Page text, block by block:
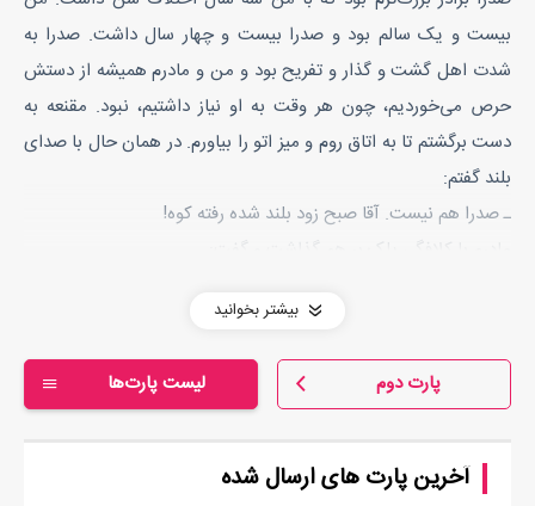
بیست و یک سالم بود و صدرا بیست و چهار سال داشت. صدرا به
شدت اهل گشت و گذار و تفریح بود و من و مادرم همیشه از دستش
حرص می‌‌خوردیم، چون هر وقت به او نیاز داشتیم، نبود. مقنعه به
دست برگشتم تا به اتاق روم و میز اتو را بیاورم. در همان حال با صدای
بلند گفتم:
ـ صدرا هم نیست. آقا صبح زود بلند شده رفته کوه!
سری به علامت ندانستن تکان دادم و با عجله به اتاق رفتم. میز اتو را
برداشتم و به هال آوردم و تنظیم کردم. مقنعه را روی آن پهن کردم و با
شتاب اتو زدم. مادرم کنارم ایستاده بود و فکرش جای دیگری بود.
و آن زن لعنتی که معلوم نبود کی پایش را از زندگی‌‌امان بیرون
می‌‌گذاشت!... بالاخره مقنعه‌‌‌‌ام صاف و مرتب شد. زود از روی میز اتو
بیشتر بخوانید
لیست پارت‌ها پارت دوم
آخرین پارت های ارسال شده